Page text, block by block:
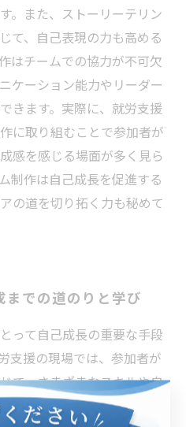
。また、ストーリーテリン
て、自己表現の力も高める
はチームでの協力が不可欠
ケーション能力やリーダー
きます。実際に、就労支援
に取り組むことで参加者が
感を感じる場面が多く見ら
制作は自己成長を促進する
の道を切り拓く力も秘めて
での道のりと学び
って自己成長の重要な手段
支援の現場では、参加者が
て、さまざまなスキルや自
ることが注目されていま